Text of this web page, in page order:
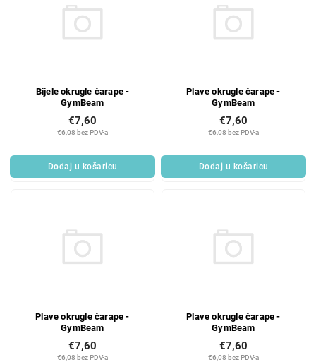
Bijele okrugle čarape -
GymBeam
€6,08 bez PDV-a
€7,60
Dodaj u košaricu
Plave okrugle čarape -
GymBeam
€6,08 bez PDV-a
€7,60
Dodaj u košaricu
Plave okrugle čarape -
GymBeam
€6,08 bez PDV-a
€7,60
Plave okrugle čarape -
GymBeam
€6,08 bez PDV-a
€7,60